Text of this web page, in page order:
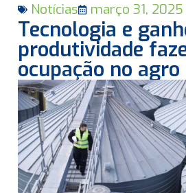
Notícias março 31, 2025
Tecnologia e
produtividade
ocupação no agro